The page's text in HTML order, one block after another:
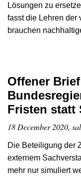
Lösungen zu
fasst die Lehren der
brauchen
Offener
Fristen statt
18 December 2020,
Die Beteiligung der
externem
mehr nur simuliert